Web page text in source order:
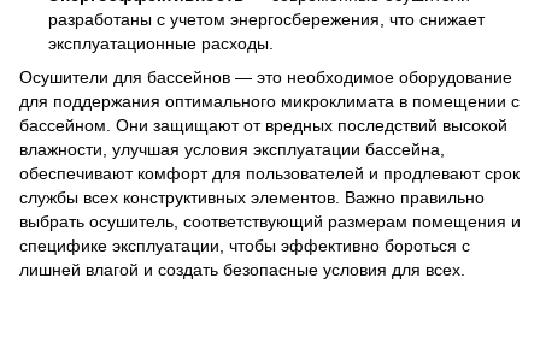
разработаны с учетом энергосбережения, что снижает
эксплуатационные расходы.
Осушители для бассейнов — это необходимое оборудование
для поддержания оптимального микроклимата в помещении с
бассейном. Они защищают от вредных последствий высокой
влажности, улучшая условия эксплуатации бассейна,
обеспечивают комфорт для пользователей и продлевают срок
службы всех конструктивных элементов. Важно правильно
выбрать осушитель, соответствующий размерам помещения и
специфике эксплуатации, чтобы эффективно бороться с
лишней влагой и создать безопасные условия для всех.